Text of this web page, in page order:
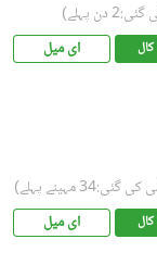
دن پہلے)
کال ای میل
مہینے پہلے)
کال ای میل